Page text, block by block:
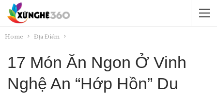
Home Địa Điểm
17 Món Ăn Ngon Ở Vinh
Nghệ An “Hớp Hồn” Du